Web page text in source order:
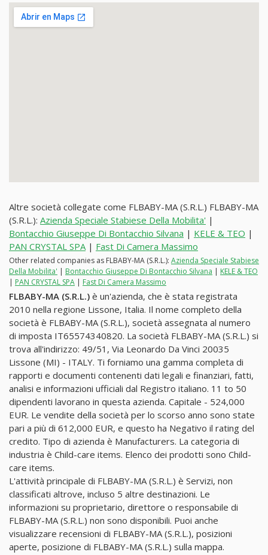
Altre società collegate come FLBABY-MA (S.R.L.) FLBABY-MA
(S.R.L.): Azienda Speciale Stabiese Della Mobilita' |
Bontacchio Giuseppe Di Bontacchio Silvana | KELE & TEO |
PAN CRYSTAL SPA | Fast Di Camera Massimo
Other related companies as FLBABY-MA (S.R.L.): Azienda Speciale Stabiese
Della Mobilita' | Bontacchio Giuseppe Di Bontacchio Silvana | KELE & TEO
| PAN CRYSTAL SPA | Fast Di Camera Massimo
FLBABY-MA (S.R.L.) è un'azienda, che è stata registrata
2010 nella regione Lissone, Italia. Il nome completo della
società è FLBABY-MA (S.R.L.), società assegnata al numero
di imposta IT65574340820. La società FLBABY-MA (S.R.L.) si
trova all'indirizzo: 49/51, Via Leonardo Da Vinci 20035
Lissone (MI) - ITALY. Ti forniamo una gamma completa di
rapporti e documenti contenenti dati legali e finanziari, fatti,
analisi e informazioni ufficiali dal Registro italiano. 11 to 50
dipendenti lavorano in questa azienda. Capitale - 524,000
EUR. Le vendite della società per lo scorso anno sono state
pari a più di 612,000 EUR, e questo ha Negativo il rating del
credito. Tipo di azienda è Manufacturers. La categoria di
industria è Child-care items. Elenco dei prodotti sono Child-
care items.
L'attività principale di FLBABY-MA (S.R.L.) è Servizi, non
classificati altrove, incluso 5 altre destinazioni. Le
informazioni su proprietario, direttore o responsabile di
FLBABY-MA (S.R.L.) non sono disponibili. Puoi anche
visualizzare recensioni di FLBABY-MA (S.R.L.), posizioni
aperte, posizione di FLBABY-MA (S.R.L.) sulla mappa.